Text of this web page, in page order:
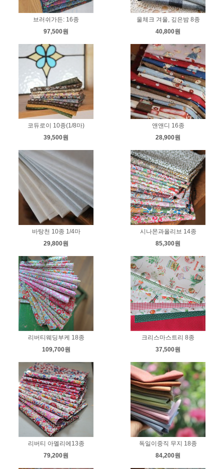
브러쉬가든: 16종
97,500원
울체크 겨울, 깊은밤 8종
40,800원
코듀로이 10종(1/8마)
39,500원
앤앤디 16종
28,900원
바탕천 10종 1/4마
29,800원
시나몬과올리브 14종
85,300원
리버티웨딩부케 18종
109,700원
크리스마스트리 8종
37,500원
리버티 아멜리에13종
79,200원
독일이중직 무지 18종
84,200원